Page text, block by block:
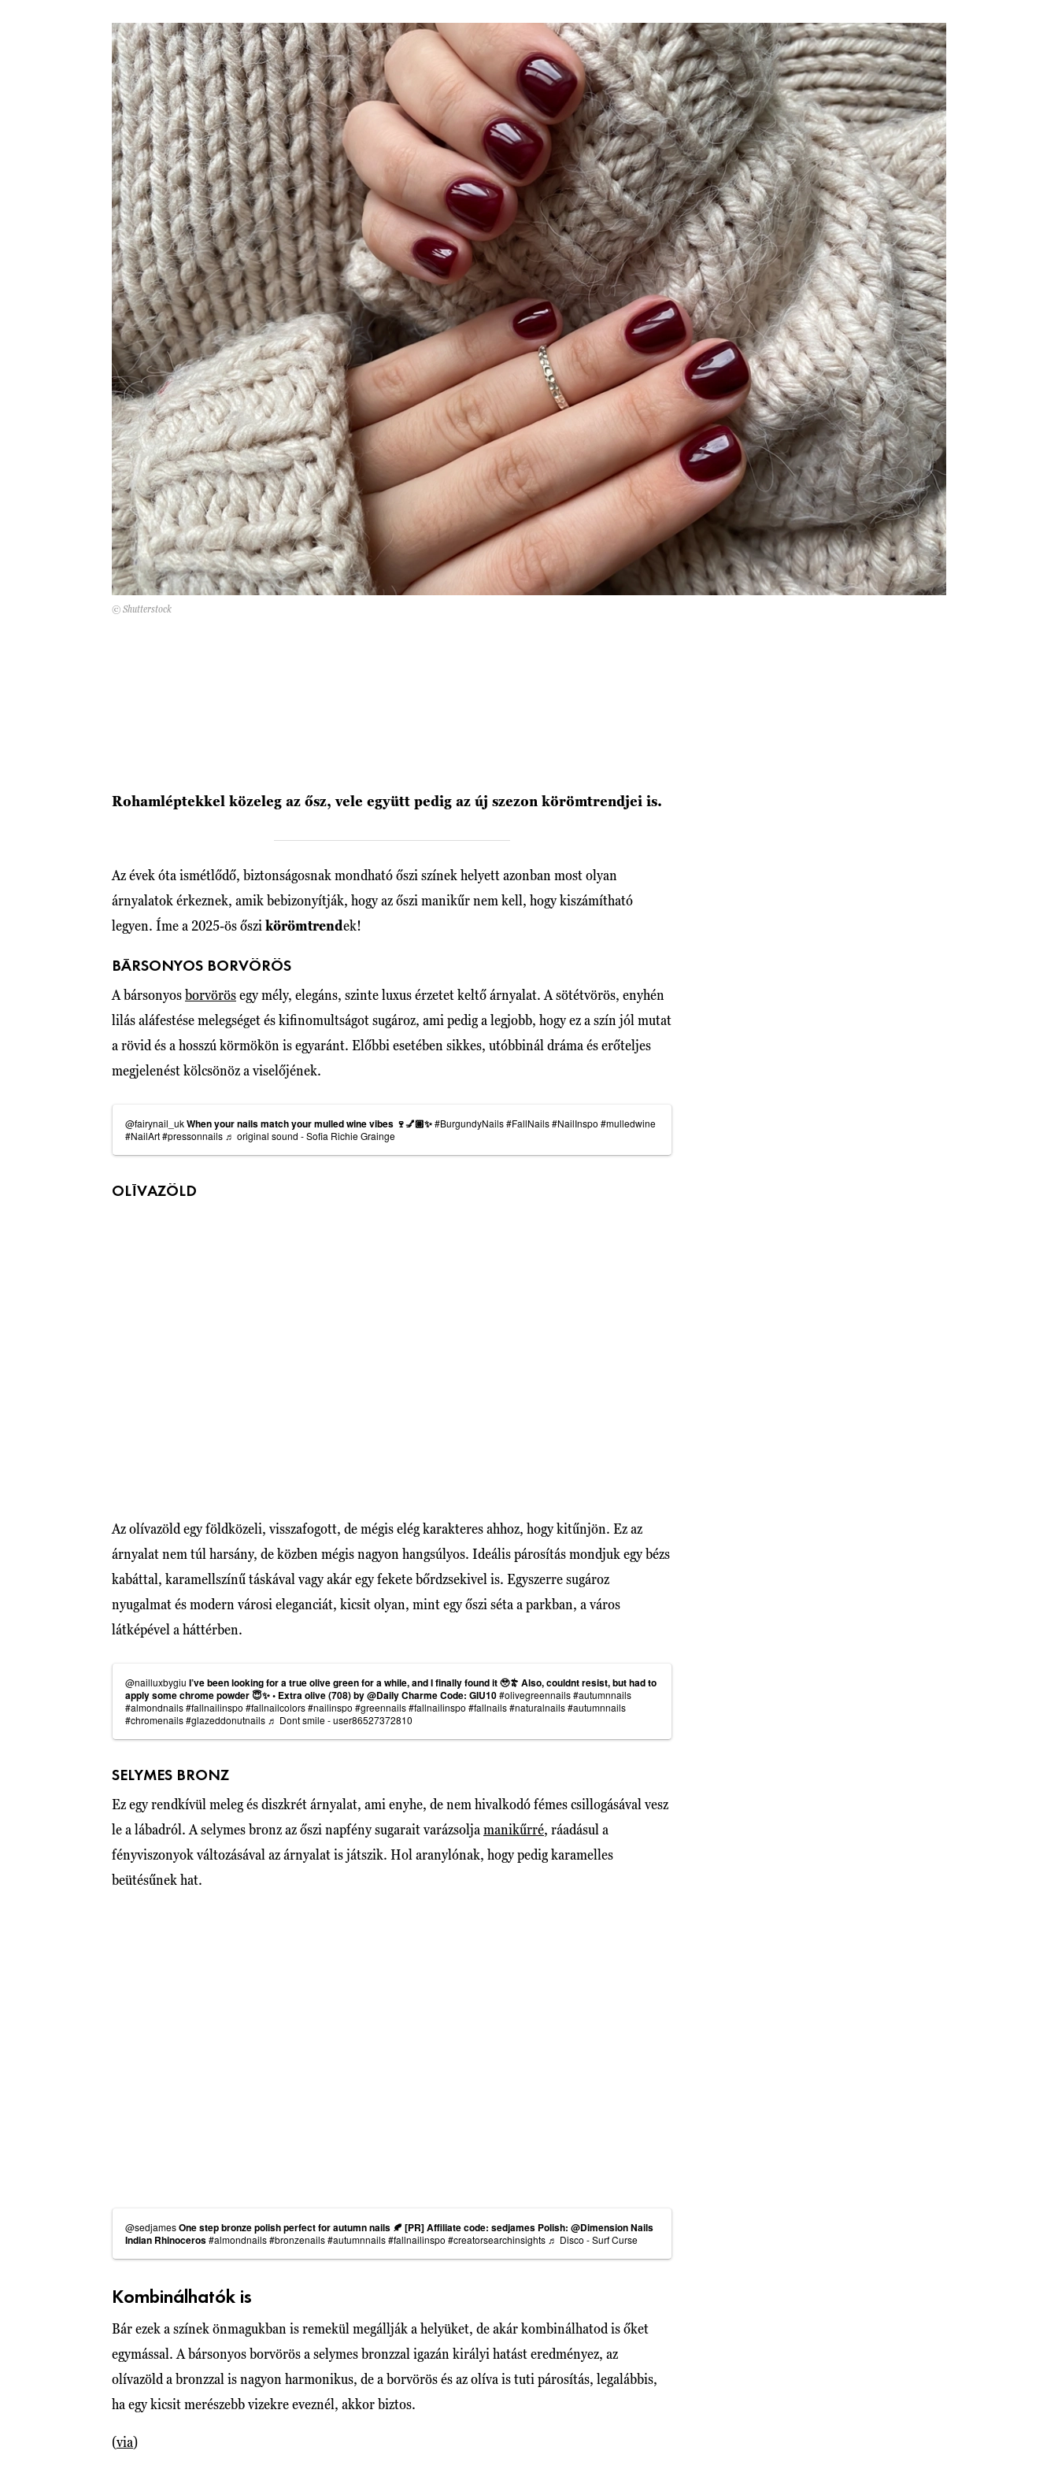
© Shutterstock
Rohamléptekkel közeleg az ősz, vele együtt pedig az új szezon körömtrendjei is.
Az évek óta ismétlődő, biztonságosnak mondható őszi színek helyett azonban most olyan
árnyalatok érkeznek, amik bebizonyítják, hogy az őszi manikűr nem kell, hogy kiszámítható
legyen. Íme a 2025-ös őszi körömtrendek!
BÁRSONYOS BORVÖRÖS
A bársonyosborvörösegy mély, elegáns, szinte luxus érzetet keltő árnyalat. A sötétvörös, enyhén
lilás aláfestése melegséget és kifinomultságot sugároz, ami pedig a legjobb, hogy ez a szín jól mutat
a rövid és a hosszú körmökön is egyaránt. Előbbi esetében sikkes, utóbbinál dráma és erőteljes
megjelenést kölcsönöz a viselőjének.
@fairynail_ukWhen your nails match your mulled wine vibes 🍷💅🏽✨#BurgundyNails#FallNails#NailInspo #mulledwine
#NailArt#pressonnails ♬ original sound - Sofia Richie Grainge
OLÍVAZÖLD
Az olívazöld egy földközeli, visszafogott, de mégis elég karakteres ahhoz, hogy kitűnjön. Ez az
árnyalat nem túl harsány, de közben mégis nagyon hangsúlyos. Ideális párosítás mondjuk egy bézs
kabáttal, karamellszínű táskával vagy akár egy fekete bőrdzsekivel is. Egyszerre sugároz
nyugalmat és modern városi eleganciát, kicsit olyan, mint egy őszi séta a parkban, a város
látképével a háttérben.
@nailluxbygiu I’ve been looking for a true olive green for a while, and I finally found it 🥹🫒 Also, couldnt resist, but had to
apply some chrome powder 😇✨ • Extra olive (708) by @Daily Charme Code: GIU10#olivegreennails#autumnnails
#almondnails#fallnailinspo #fallnailcolors#nailinspo #greennails#fallnailinspo #fallnails#naturalnails#autumnnails
#chromenails#glazeddonutnails ♬ Dont smile - user86527372810
SELYMES BRONZ
Ez egy rendkívül meleg és diszkrét árnyalat, ami enyhe, de nem hivalkodó fémes csillogásával vesz
le a lábadról. A selymes bronz az őszi napfény sugarait varázsolja manikűrré, ráadásul a
fényviszonyok változásával az árnyalat is játszik. Hol aranylónak, hogy pedig karamelles
beütésűnek hat.
@sedjamesOne step bronze polish perfect for autumn nails 🍂 [PR] Affiliate code: sedjames Polish: @Dimension Nails
Indian Rhinoceros#almondnails#bronzenails#autumnnails#fallnailinspo #creatorsearchinsights ♬ Disco - Surf Curse
Kombinálhatók is
Bár ezek a színek önmagukban is remekül megállják a helyüket, de akár kombinálhatod is őket
egymással. A bársonyos borvörös a selymes bronzzal igazán királyi hatást eredményez, az
olívazöld a bronzzal is nagyon harmonikus, de a borvörös és az olíva is tuti párosítás, legalábbis,
ha egy kicsit merészebb vizekre eveznél, akkor biztos.
(via)